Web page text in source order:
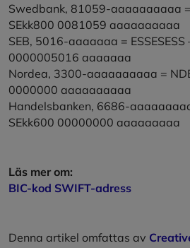
Swedbank, 81059-aaaaaaaaaa =
SEkk800 0081059 aaaaaaaaaa
SEB, 5016-aaaaaaa = ESSESESS
0000005016 aaaaaaa
Nordea, 3300-aaaaaaaaaa =
0000000 aaaaaaaaaa
Handelsbanken, 6686-
SEkk600 00000000 aaaaaaaaa
Läs mer om:
BIC-kod SWIFT-adress
Denna artikel omfattas av